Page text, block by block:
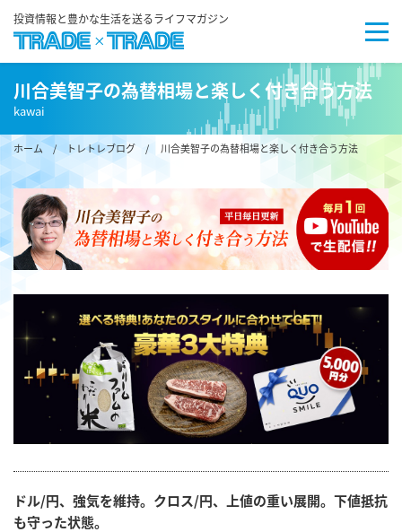
投資情報と豊かな生活を送るライフマガジン
川合美智子の為替相場と楽しく付き合う方法
kawai
ホーム/ トレトレブログ / 川合美智子の為替相場と楽しく付き合う方法
ドル/円、強気を維持。クロス/円、上値の重い展開。下値抵抗
も守った状態。